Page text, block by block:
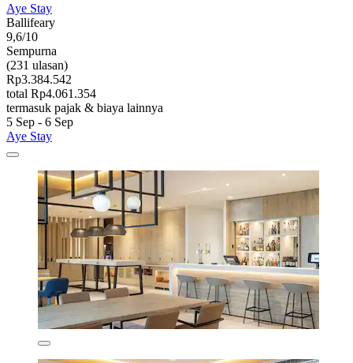
Aye Stay
Ballifeary
9,6/10
Sempurna
(231 ulasan)
Rp3.384.542
total Rp4.061.354
termasuk pajak & biaya lainnya
5 Sep - 6 Sep
Aye Stay